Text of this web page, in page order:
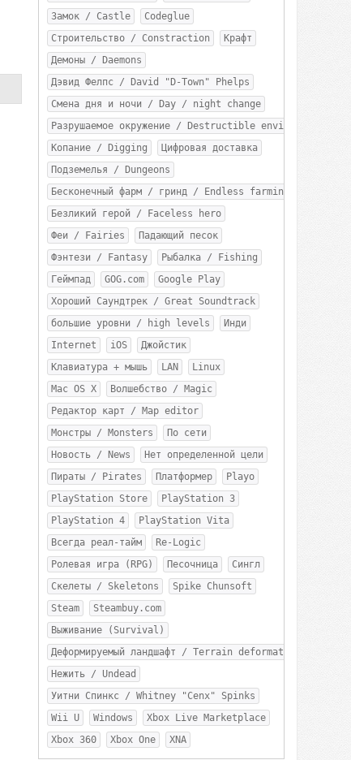
Замок / Castle
Codeglue
Строительство / Constraction
Крафт
Демоны / Daemons
Дэвид Фелпс / David "D-Town" Phelps
Смена дня и ночи / Day / night change
Разрушаемое окружение / Destructible environment
Копание / Digging
Цифровая доставка
Подземелья / Dungeons
Бесконечный фарм / гринд / Endless farming / grinding
Безликий герой / Faceless hero
Феи / Fairies
Падающий песок
Фэнтези / Fantasy
Рыбалка / Fishing
Геймпад
GOG.com
Google Play
Хороший Саундтрек / Great Soundtrack
большие уровни / high levels
Инди
Internet
iOS
Джойстик
Клавиатура + мышь
LAN
Linux
Mac OS X
Волшебство / Magic
Редактор карт / Map editor
Монстры / Monsters
По сети
Новость / News
Нет определенной цели
Пираты / Pirates
Платформер
Playo
PlayStation Store
PlayStation 3
PlayStation 4
PlayStation Vita
Всегда реал-тайм
Re-Logic
Ролевая игра (RPG)
Песочница
Сингл
Скелеты / Skeletons
Spike Chunsoft
Steam
Steambuy.com
Выживание (Survival)
Деформируемый ландшафт / Terrain deformation
Нежить / Undead
Уитни Спинкс / Whitney "Cenx" Spinks
Wii U
Windows
Xbox Live Marketplace
Xbox 360
Xbox One XNA